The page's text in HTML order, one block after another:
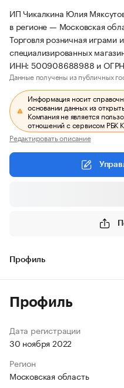
ИП Чикалкина Юлия
в регионе — Московская
Торговля розничная играми
специализированных
ИНН: 500908688988 и
Данные получены из публичных
Информация носит
основании данных из
Компания не является
отношений с сервисом РБК
Редактировать описание
Профиль
Профиль
Дата регистрации
30 ноября 2022
Регион
Московская область